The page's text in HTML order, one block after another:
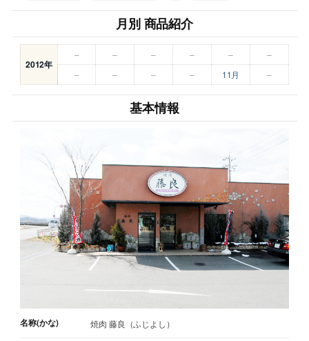
月別 商品紹介
2012年
– – – – –
–
–
– – – 11月 –
基本情報
名称(かな) 焼肉 藤良（ふじよし）